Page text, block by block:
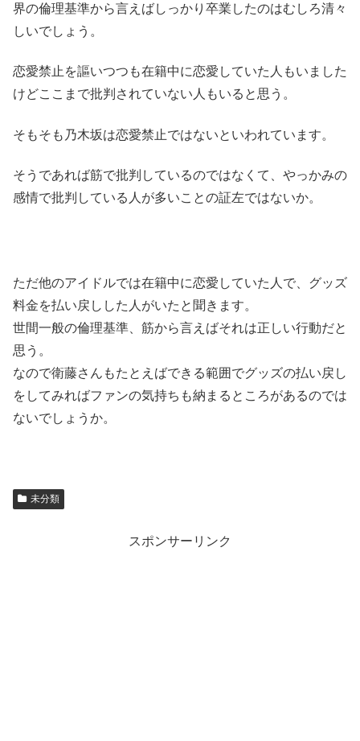
界の倫理基準から言えばしっかり卒業したのはむしろ清々
しいでしょう。
恋愛禁止を謳いつつも在籍中に恋愛していた人もいました
けどここまで批判されていない人もいると思う。
そもそも乃木坂は恋愛禁止ではないといわれています。
そうであれば筋で批判しているのではなくて、やっかみの
感情で批判している人が多いことの証左ではないか。
ただ他のアイドルでは在籍中に恋愛していた人で、グッズ
料金を払い戻しした人がいたと聞きます。
世間一般の倫理基準、筋から言えばそれは正しい行動だと
思う。
なので衛藤さんもたとえばできる範囲でグッズの払い戻し
をしてみればファンの気持ちも納まるところがあるのでは
ないでしょうか。
未分類
スポンサーリンク